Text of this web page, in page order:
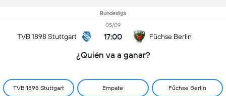
Bundesliga
TVB 1898 Stuttgart
05/09
17:00 Füchse Berlin
¿Quién va a ganar?
TVB 1898 Stuttgart Empate Füchse Berlin